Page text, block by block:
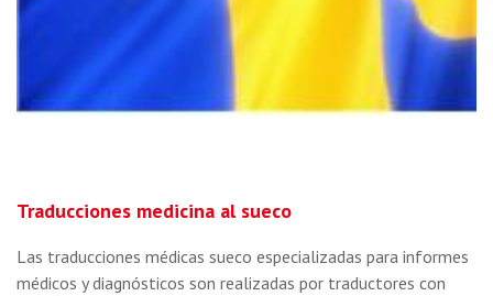
Traducciones medicina al sueco
Las traducciones médicas sueco especializadas para informes
médicos y diagnósticos son realizadas por traductores con